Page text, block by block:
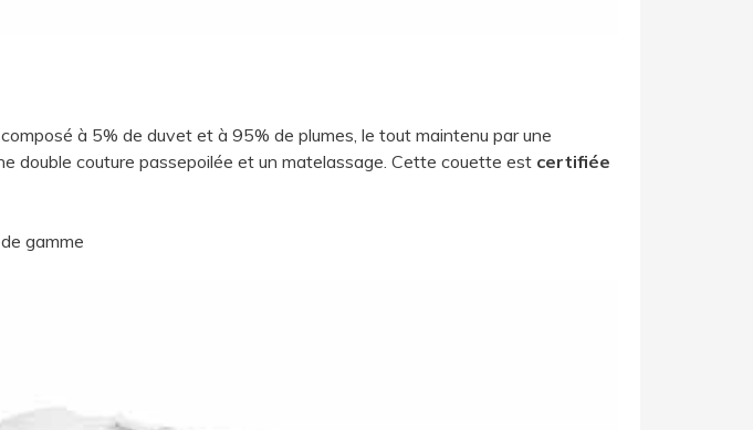
à 5% de duvet et à 95% de plumes, le tout maintenu par une
double couture passepoilée et un matelassage. Cette couette est certifiée
gamme